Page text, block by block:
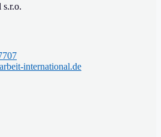
s.r.o.
international.de